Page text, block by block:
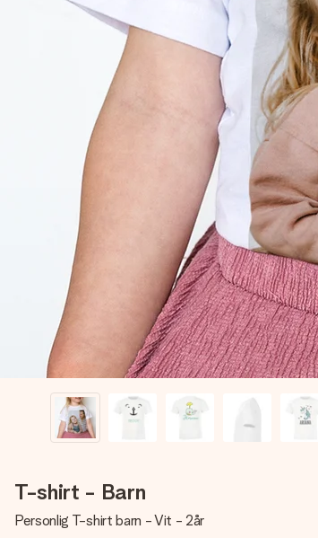
T-shirt - Barn
Personlig T-shirt barn - Vit - 2år